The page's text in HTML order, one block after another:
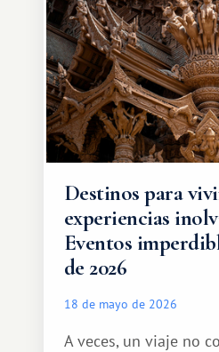
África, un continente
experiencia de viaje
diferente.
Destinos para
experiencias
Eventos
de 2026
18 de mayo de 2026
A veces, un viaje no